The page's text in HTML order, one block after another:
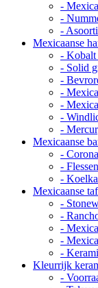
-
-
-
Mexicaanse
- Kobalt
- Solid
-
-
-
-
-
Mexicaanse
-
-
-
Mexicaanse
-
-
-
-
-
Kleurrijk
-